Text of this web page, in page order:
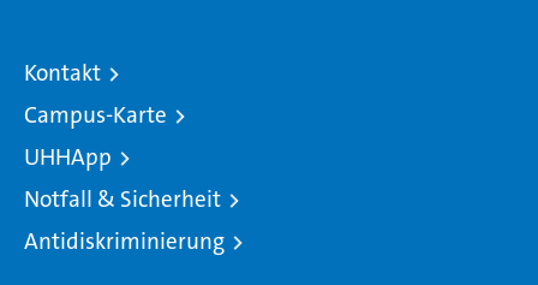
Kontakt
Campus-Karte
UHHApp
Notfall & Sicherheit
Antidiskriminierung